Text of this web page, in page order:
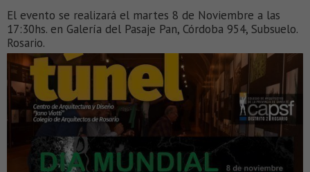
El evento se realizará el martes 8 de Noviembre a las
17:30hs. en Galería del Pasaje Pan, Córdoba 954, Subsuelo.
Rosario.